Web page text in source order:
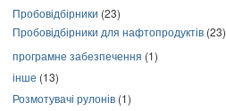
Пробовідбірники (23)
Пробовідбірники для нафтопродуктів (23)
програмне забезпечення (1)
інше (13)
Розмотувачі рулонів (1)